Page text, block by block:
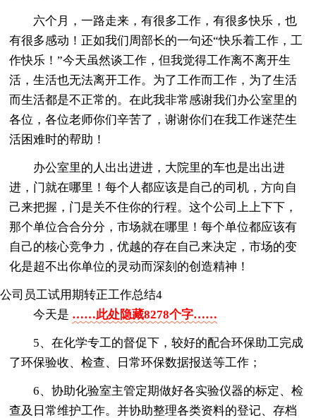
六个月，一路走来，有很多工作，有很多快乐，也
有很多感动！正如我们周部长的一句还“快乐着工作，工
作快乐！”今天虽然谈工作，但我觉得工作离不离开生
活，生活也无法离开工作。为了工作而工作，为了生活
而生活都是不正常的。在此我非常感谢我们办公室里的
各位，各位老师你们辛苦了，谢谢你们在我工作迷茫生
活困难时的帮助！
办公室里的人出出进进，大院里的车也是出出进
进，门就在哪里！每个人都应该是自己的司机，方向自
己来把握，门是关不住你的行程。这个公司上上下下，
那个单位合合分分，市场就在哪里！每个单位都应该有
自己的核心竞争力，优越的存在自己来决定，市场的变
化是超不出你单位的灵动而深刻的创造精神！
公司员工试用期转正工作总结4
今天是 ……此处隐藏8278个字……
5、在化学专工的督促下，较好的配合环保助工完成
了环保验收、检查、日常环保数据报送等工作；
6、协助化验室主管定期做好各实验仪器的标定、检
查及日常维护工作。并协助整理各类资料的登记、存档